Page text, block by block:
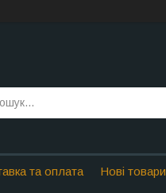
та оплата Нові товари